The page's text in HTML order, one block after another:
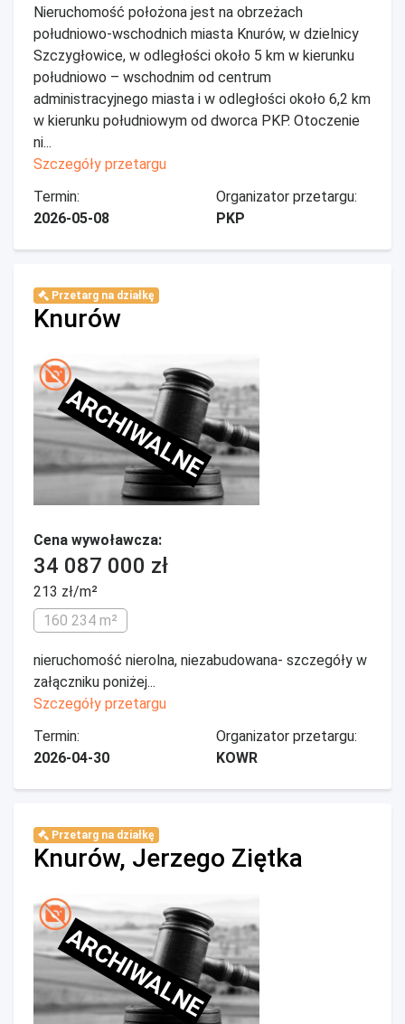
Nieruchomość położona jest na obrzeżach
południowo-wschodnich miasta Knurów, w dzielnicy
Szczygłowice, w odległości około 5 km w kierunku
południowo – wschodnim od centrum
administracyjnego miasta i w odległości około 6,2 km
w kierunku południowym od dworca PKP. Otoczenie
ni...
Szczegóły przetargu
Termin:
2026-05-08
Organizator przetargu:
PKP
Przetarg na działkę
Knurów
ARCHIWALNE
Cena wywoławcza:
34 087 000 zł
213 zł/m²
160 234 m²
nieruchomość nierolna, niezabudowana- szczegóły w
załączniku poniżej...
Szczegóły przetargu
Termin:
2026-04-30
Organizator przetargu:
KOWR
Przetarg na działkę
Knurów, Jerzego Ziętka
ARCHIWALNE